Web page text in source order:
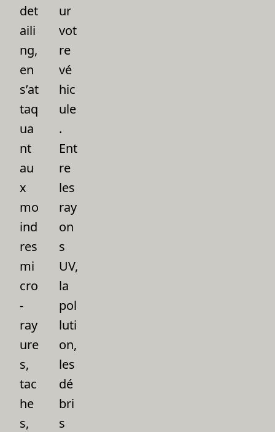
det
aili
ng,
en
s’at
taq
ua
nt
au
x
mo
ind
res
mi
cro
-
ray
ure
s,
tac
he
s,
ur
vot
re
vé
hic
ule
.
Ent
re
les
ray
on
s
UV,
la
pol
luti
on,
les
dé
bri
s